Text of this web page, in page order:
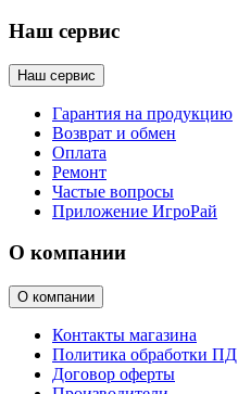
Наш сервис
Наш сервис
Гарантия на продукцию
Возврат и обмен
Оплата
Ремонт
Частые вопросы
Приложение ИгроРай
О компании
О компании
Контакты магазина
Политика обработки ПД
Договор оферты